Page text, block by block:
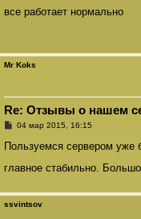
о
и
е
все работает нормально
Mr Koks
Re: Отзывы о нашем
С
о
е
и
е
04 мар 2015, 16:15
Пользуемся сервером уже
главное стабильно.
ssvintsov